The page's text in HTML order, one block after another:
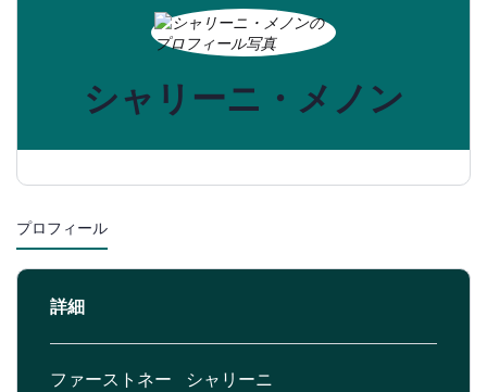
シャリーニ・メノン
プロフィール
詳細
ファーストネー
シャリーニ